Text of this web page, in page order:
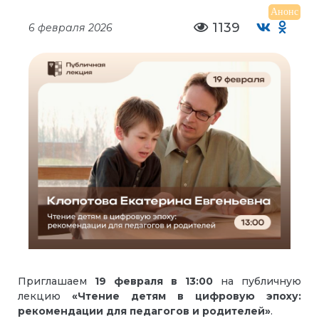
Анонс
6 февраля 2026 1139
Приглашаем 19 февраля в 13:00 на публичную
лекцию «Чтение детям в цифровую эпоху:
рекомендации для педагогов и родителей».